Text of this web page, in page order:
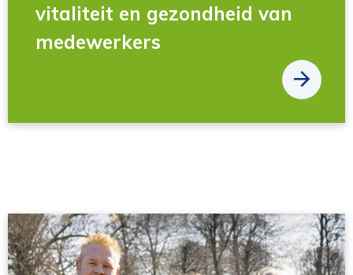
vitaliteit en gezondheid van
medewerkers